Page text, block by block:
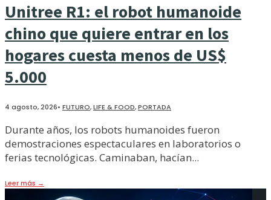
Unitree R1: el robot humanoide
chino que quiere entrar en los
hogares cuesta menos de US$
5.000
4 agosto, 2026• FUTURO,LIFE & FOOD,PORTADA
Durante años, los robots humanoides fueron
demostraciones espectaculares en laboratorios o
ferias tecnológicas. Caminaban, hacían...
Leer más →